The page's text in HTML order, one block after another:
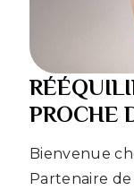
PROCHE
Bienvenue
Partenaire